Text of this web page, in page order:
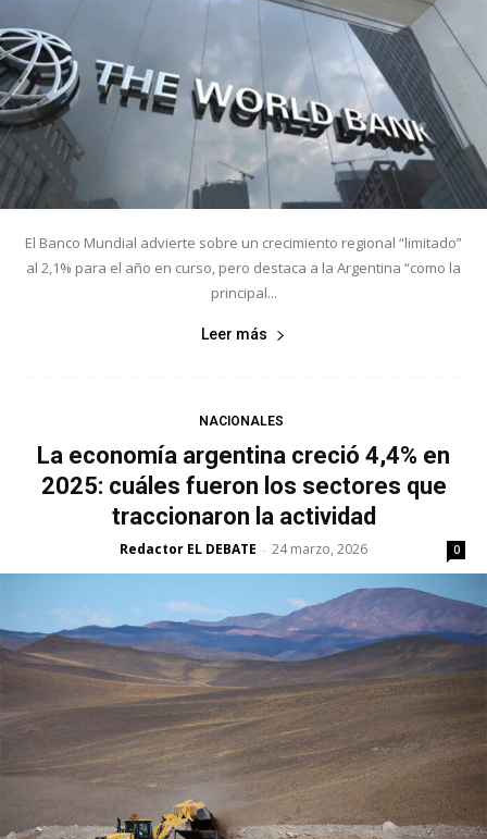
El Banco Mundial advierte sobre un crecimiento regional “limitado”
al 2,1% para el año en curso, pero destaca a la Argentina “como la
principal...
Leer más
NACIONALES
La economía argentina creció 4,4% en
2025: cuáles fueron los sectores que
traccionaron la actividad
Redactor EL DEBATE - 24 marzo, 2026 0